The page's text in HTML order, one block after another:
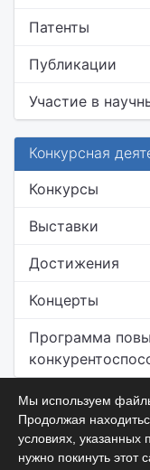
Патенты
Публикации
Участие в
Конкурсная
Конкурсы
Выставки
Достижения
Концерты
Программа
Мы используем
Продолжая
условиях, указанных
нужно покинуть этот